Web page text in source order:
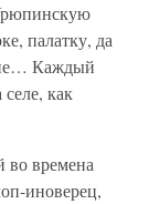
палатку, да
Каждый
как
во времена
иноверец,